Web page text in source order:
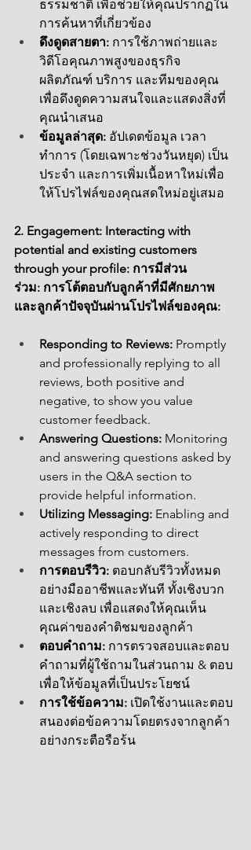
ธรรมชาติ เพื่อช่วยให้คุณปรากฏใน
การค้นหาที่เกี่ยวข้อง
ดึงดูดสายตา: การใช้ภาพถ่ายและ
วิดีโอคุณภาพสูงของธุรกิจ
ผลิตภัณฑ์ บริการ และทีมของคุณ
เพื่อดึงดูดความสนใจและแสดงสิ่งที่
คุณนำเสนอ
ข้อมูลล่าสุด: อัปเดตข้อมูล เวลา
ทำการ (โดยเฉพาะช่วงวันหยุด) เป็น
ประจำ และการเพิ่มเนื้อหาใหม่เพื่อ
ให้โปรไฟล์ของคุณสดใหม่อยู่เสมอ
2. Engagement: Interacting with
potential and existing customers
through your profile: การมีส่วน
ร่วม: การโต้ตอบกับลูกค้าที่มีศักยภาพ
และลูกค้าปัจจุบันผ่านโปรไฟล์ของคุณ:
Responding to Reviews: Promptly
and professionally replying to all
reviews, both positive and
negative, to show you value
customer feedback.
Answering Questions: Monitoring
and answering questions asked by
users in the Q&A section to
provide helpful information.
Utilizing Messaging: Enabling and
actively responding to direct
messages from customers.
การตอบรีวิว: ตอบกลับรีวิวทั้งหมด
อย่างมืออาชีพและทันที ทั้งเชิงบวก
และเชิงลบ เพื่อแสดงให้คุณเห็น
คุณค่าของคำติชมของลูกค้า
ตอบคำถาม: การตรวจสอบและตอบ
คำถามที่ผู้ใช้ถามในส่วนถาม & ตอบ
เพื่อให้ข้อมูลที่เป็นประโยชน์
การใช้ข้อความ: เปิดใช้งานและตอบ
สนองต่อข้อความโดยตรงจากลูกค้า
อย่างกระตือรือร้น